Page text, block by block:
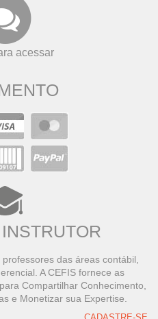
acessar
das áreas contábil,
A CEFIS fornece as
Compartilhar Conhecimento,
e Monetizar sua Expertise.